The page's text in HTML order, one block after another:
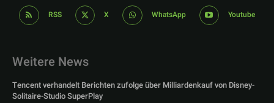
RSS X WhatsApp Youtube
Weitere News
Tencent verhandelt Berichten zufolge über Milliardenkauf von Disney-
Solitaire-Studio SuperPlay